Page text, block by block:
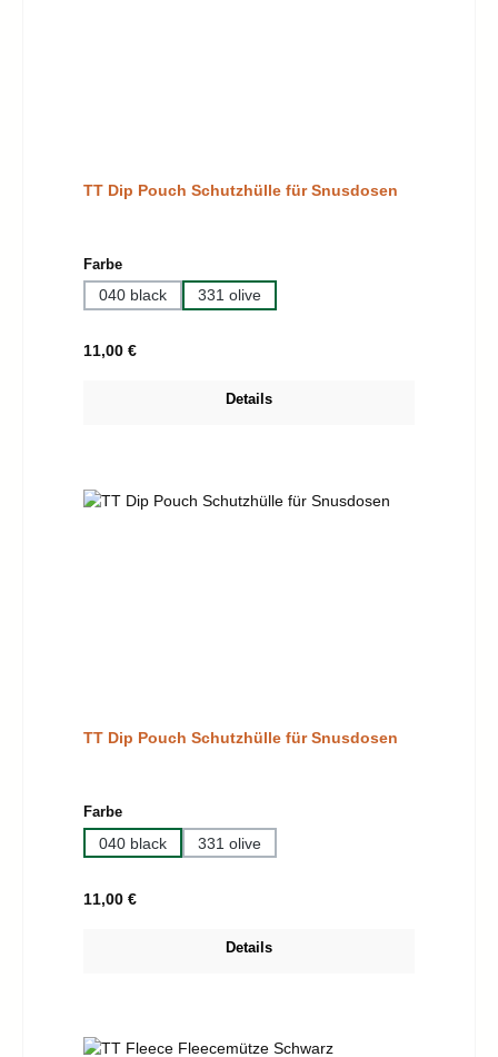
TT Dip Pouch Schutzhülle für Snusdosen
Farbeauswählen
040 black 331 olive
Regulärer Preis:
11,00 €
Details
TT Dip Pouch Schutzhülle für Snusdosen
Farbeauswählen
040 black 331 olive
Regulärer Preis:
11,00 €
Details